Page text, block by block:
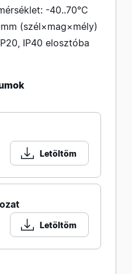
-40..70°C
(szél×mag×mély)
IP40 elosztóba
Letöltöm
Letöltöm